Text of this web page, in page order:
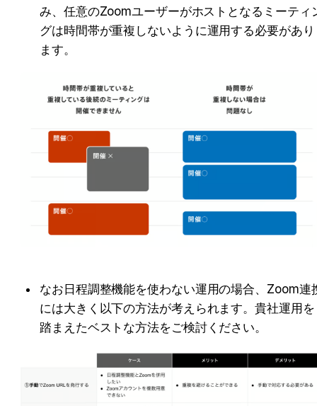
み、任意のZoomユーザーがホストとなるミーティ
グは時間帯が重複しないように運用する必要があり
ます。
なお日程調整機能を使わない運用の場合、Zoom連
には大きく以下の方法が考えられます。貴社運用を
踏まえたベストな方法をご検討ください。